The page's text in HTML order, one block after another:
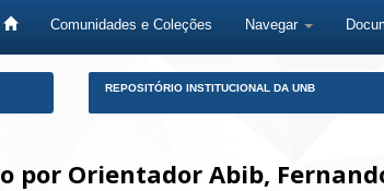
Comunidades e Coleções Navegar
REPOSITÓRIO INSTITUCIONAL DA UNB
por Orientador Abib,